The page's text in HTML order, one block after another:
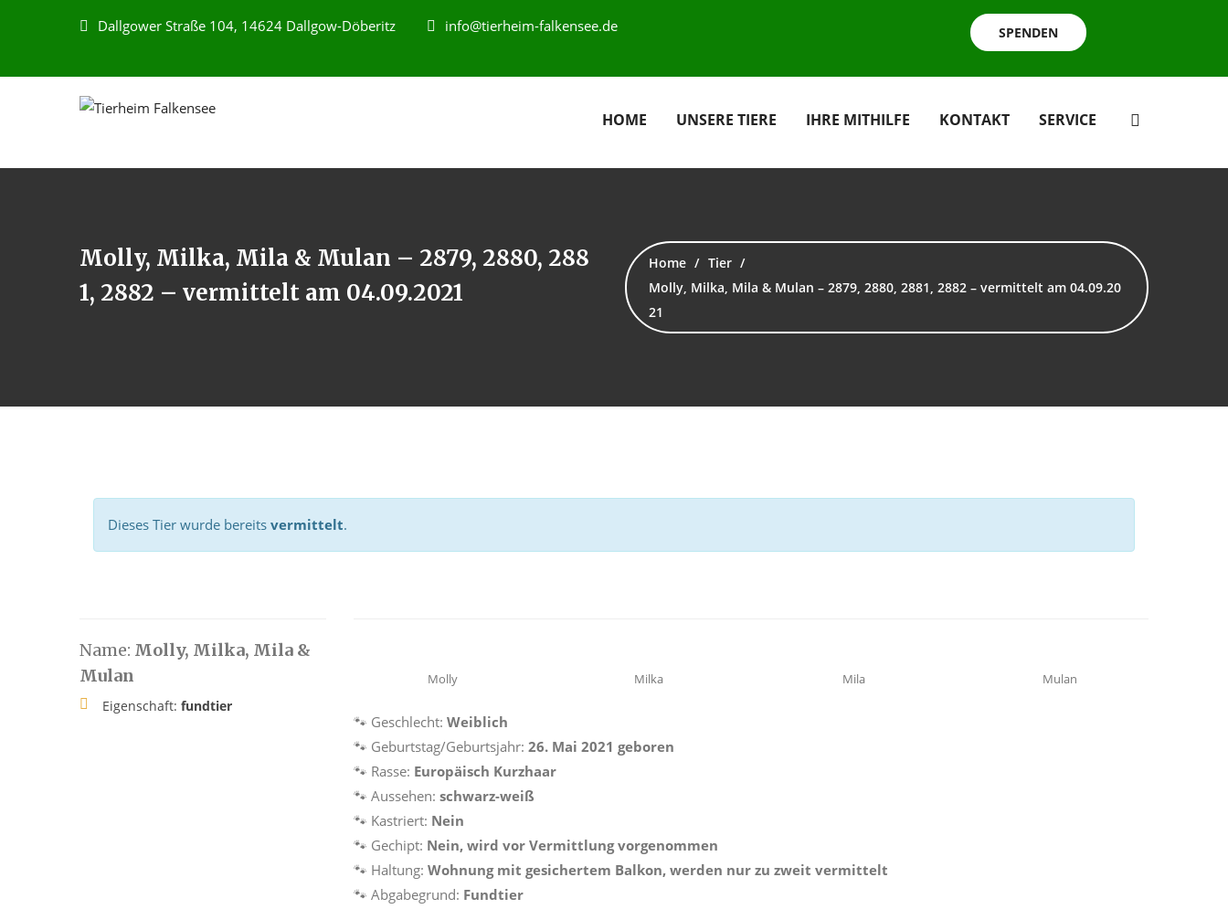
Dallgower Straße 104, 14624 Dallgow-Döberitz info@tierheim-falkensee.de SPENDEN
HOME UNSERE TIERE IHRE MITHILFE KONTAKT SERVICE
Molly, Milka, Mila & Mulan – 2879, 2880, 288
1, 2882 – vermittelt am 04.09.2021
Home
Tier
Molly, Milka, Mila & Mulan – 2879, 2880, 2881, 2882 – vermittelt am 04.09.20
21
Dieses Tier wurde bereits vermittelt.
Name: Molly, Milka, Mila &
Mulan
Eigenschaft: fundtier
Molly Milka Mila Mulan
🐾 Geschlecht: Weiblich
🐾 Geburtstag/Geburtsjahr: 26. Mai 2021 geboren
🐾 Rasse: Europäisch Kurzhaar
🐾 Aussehen: schwarz-weiß
🐾 Kastriert: Nein
🐾 Gechipt: Nein, wird vor Vermittlung vorgenommen
🐾 Haltung: Wohnung mit gesichertem Balkon, werden nur zu zweit vermittelt
🐾 Abgabegrund: Fundtier